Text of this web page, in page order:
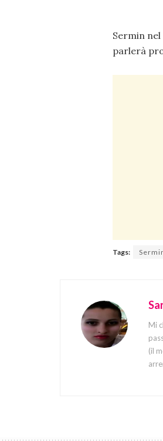
Sermin
parlerà
Tags:
Mi
(il